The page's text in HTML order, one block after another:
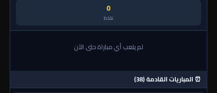
0
نقاط
لم يلعب أي مباراة حتى الآن
⏰ المباريات القادمة (38)